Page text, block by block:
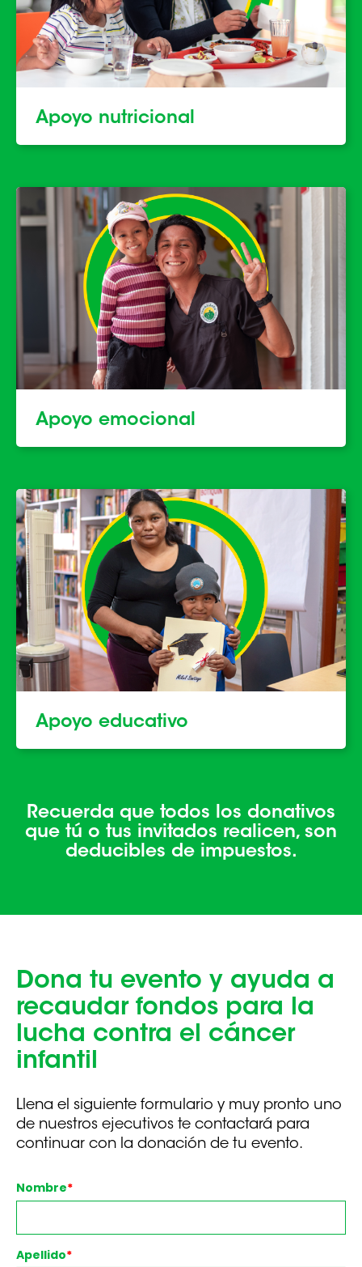
Apoyo nutricional
Apoyo emocional
Apoyo educativo
Recuerda que todos los donativos
que tú o tus invitados realicen, son
deducibles de impuestos.
Dona tu evento y ayuda a
recaudar fondos para la
lucha contra el cáncer
infantil
Llena el siguiente formulario y muy pronto uno
de nuestros ejecutivos te contactará para
continuar con la donación de tu evento.
Nombre*
Apellido*